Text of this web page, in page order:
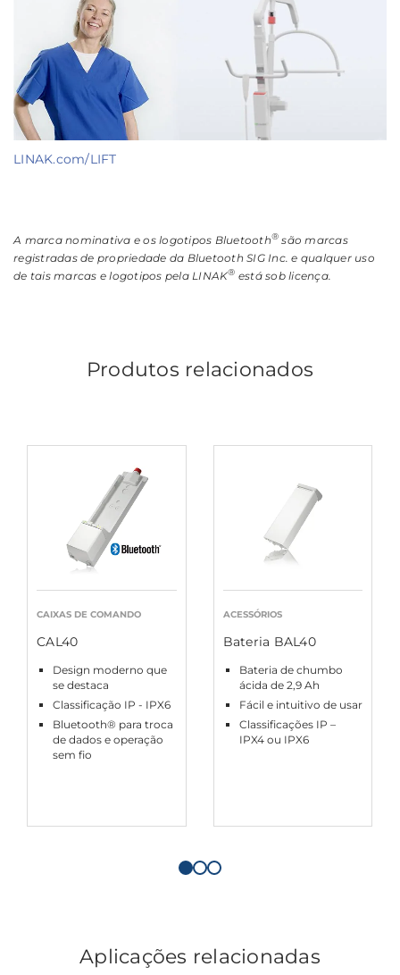
LINAK.com/LIFT
A marca nominativa e os logotipos Bluetooth® são marcas
registradas de propriedade da Bluetooth SIG Inc. e qualquer uso
de tais marcas e logotipos pela LINAK® está sob licença.
Produtos relacionados
CAIXAS DE COMANDO
CAL40
Design moderno que
se destaca
Classificação IP - IPX6
Bluetooth® para troca
de dados e operação
sem fio
ACESSÓRIOS
Bateria BAL40
Bateria de chumbo
ácida de 2,9 Ah
Fácil e intuitivo de usar
Classificações IP –
IPX4 ou IPX6
Aplicações relacionadas